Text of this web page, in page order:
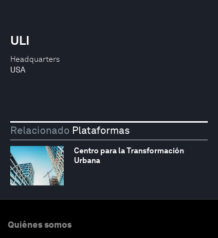
Headquarters
USA
ULI
Relacionado Plataformas
Centro para la Transformación
Urbana
Quiénes somos